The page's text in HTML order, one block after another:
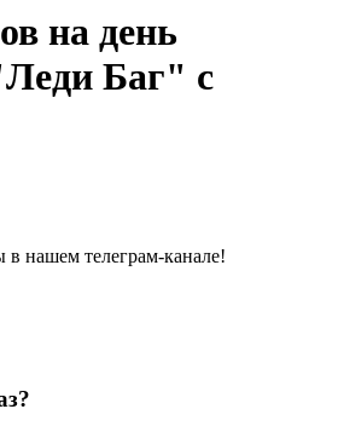
на день
Баг" с
нашем телеграм-канале!